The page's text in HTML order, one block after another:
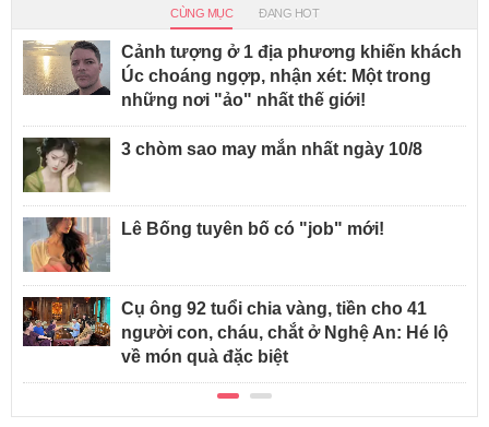
CÙNG MỤC ĐANG HOT
Cảnh tượng ở 1 địa phương khiến khách
Úc choáng ngợp, nhận xét: Một trong
những nơi "ảo" nhất thế giới!
3 chòm sao may mắn nhất ngày 10/8
Lê Bống tuyên bố có "job" mới!
Cụ ông 92 tuổi chia vàng, tiền cho 41
người con, cháu, chắt ở Nghệ An: Hé lộ
về món quà đặc biệt